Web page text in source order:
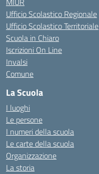
Ufficio Scolastico Regionale
Ufficio Scolastico Territoriale
Scuola in Chiaro
Iscrizioni On Line
Invalsi
Comune
La Scuola
I luoghi
Le persone
I numeri della scuola
Le carte della scuola
Organizzazione
La storia